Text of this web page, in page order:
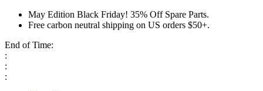
May Edition Black Friday! 35% Off Spare Parts.
Free carbon neutral shipping on US orders $50+.
End of Time:
:
:
: